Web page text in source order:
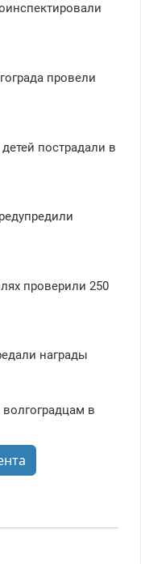
провели
пострадали в
проверили 250
награды
в